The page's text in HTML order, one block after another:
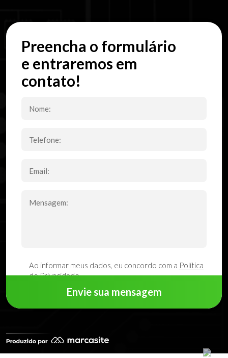
Preencha o formulário
e entraremos em
contato!
Ao informar meus dados, eu concordo com a Política
de Privacidade